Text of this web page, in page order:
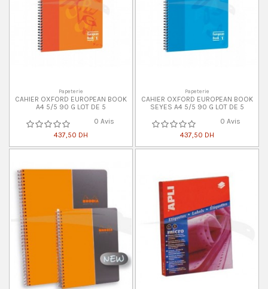
Papeterie
CAHIER OXFORD EUROPEAN BOOK
A4 5/5 90 G LOT DE 5
0 Avis
437,50 DH
Papeterie
CAHIER OXFORD EUROPEAN BOOK
SEYES A4 5/5 90 G LOT DE 5
0 Avis
437,50 DH